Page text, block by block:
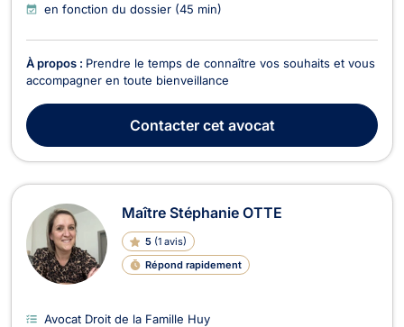
en fonction du dossier (45 min)
À propos : Prendre le temps de connaître vos souhaits et vous
accompagner en toute bienveillance
Contactercet avocat
Maître Stéphanie OTTE
5 (1 avis)
Répond rapidement
Avocat Droit de la Famille Huy